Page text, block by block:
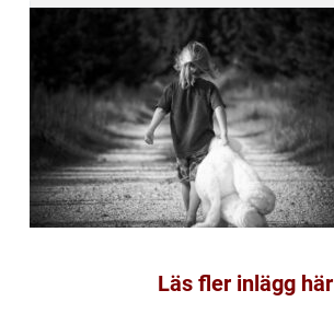
Läs fler inlägg här